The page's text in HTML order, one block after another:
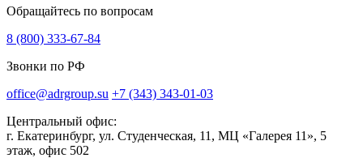
Обращайтесь по вопросам
8 (800) 333-67-84
Звонки по РФ
office@adrgroup.su +7 (343) 343-01-03
Центральный офис:
г. Екатеринбург, ул. Студенческая, 11, МЦ «Галерея 11», 5
этаж, офис 502